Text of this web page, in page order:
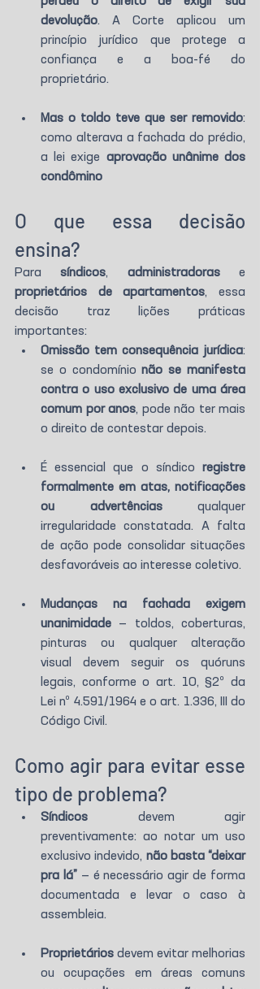
devolução. A Corte aplicou um
princípio jurídico que protege a
confiança e a boa-fé do
proprietário.
Mas o toldo teve que ser removido:
como alterava a fachada do prédio,
a lei exige aprovação unânime dos
condômino
O que essa decisão
ensina?
Para síndicos, administradoras
proprietários de apartamentos, essa
decisão traz lições práticas
importantes:
Omissão tem consequência jurídica:
se o condomínio não se manifesta
contra o uso exclusivo de uma área
comum por anos, pode não ter mais
o direito de contestar depois.
É essencial que o síndico registre
formalmente em atas, notificações
ou advertências qualquer
irregularidade constatada. A falta
de ação pode consolidar situações
desfavoráveis ao interesse coletivo.
Mudanças na fachada exigem
unanimidade — toldos, coberturas,
pinturas ou qualquer alteração
visual devem seguir os quóruns
legais, conforme o art. 10, §2º da
Lei nº 4.591/1964 e o art. 1.336, III do
Código Civil.
Como agir para evitar esse
tipo de problema?
Síndicos devem agir
preventivamente: ao notar um uso
exclusivo indevido, não basta “deixar
pra lá” — é necessário agir de forma
documentada e levar o caso à
assembleia.
Proprietários devem evitar melhorias